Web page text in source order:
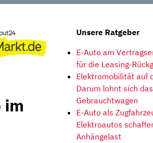
im
Unsere Ratgeber
E-Auto am
für die Leasing-
Elektromobilität auf
Darum lohnt sich
Gebrauchtwagen
E-Auto als
Elektroautos
Anhängelast